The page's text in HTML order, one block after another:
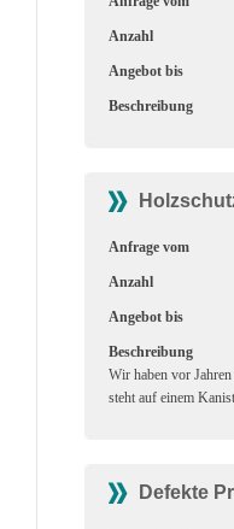
Anzahl
Angebot bis
Beschreibung
Anfrage vom
Anzahl
Angebot bis
Beschreibung
Wir haben vor
steht auf einem
Defekte